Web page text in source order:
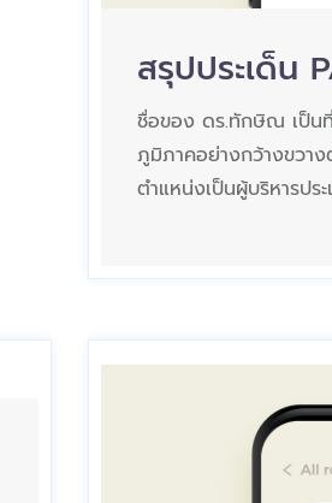
สรุปประเด็น
ชื่อของ ดร.ทักษิณ เป็นที่
ภูมิภาคอย่างกว้างขวาง
ตำแหน่งเป็นผู้บริหารประ